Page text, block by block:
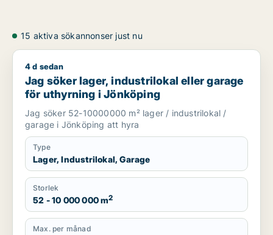
15 aktiva sökannonser just nu
Jag söker lager, industrilokal eller garage för uthyrning i
4 d sedan
Jag söker lager, industrilokal eller garage
för uthyrning i Jönköping
Jag söker 52-10000000 m² lager / industrilokal /
garage i Jönköping att hyra
Type
Lager, Industrilokal, Garage
Storlek
52 - 10 000 000 m2
Max. per månad